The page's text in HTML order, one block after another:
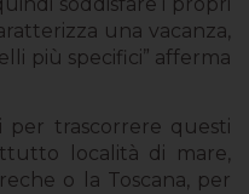
una vacanza,
più specifici” afferma
per trascorrere questi
località di mare,
o la Toscana, per